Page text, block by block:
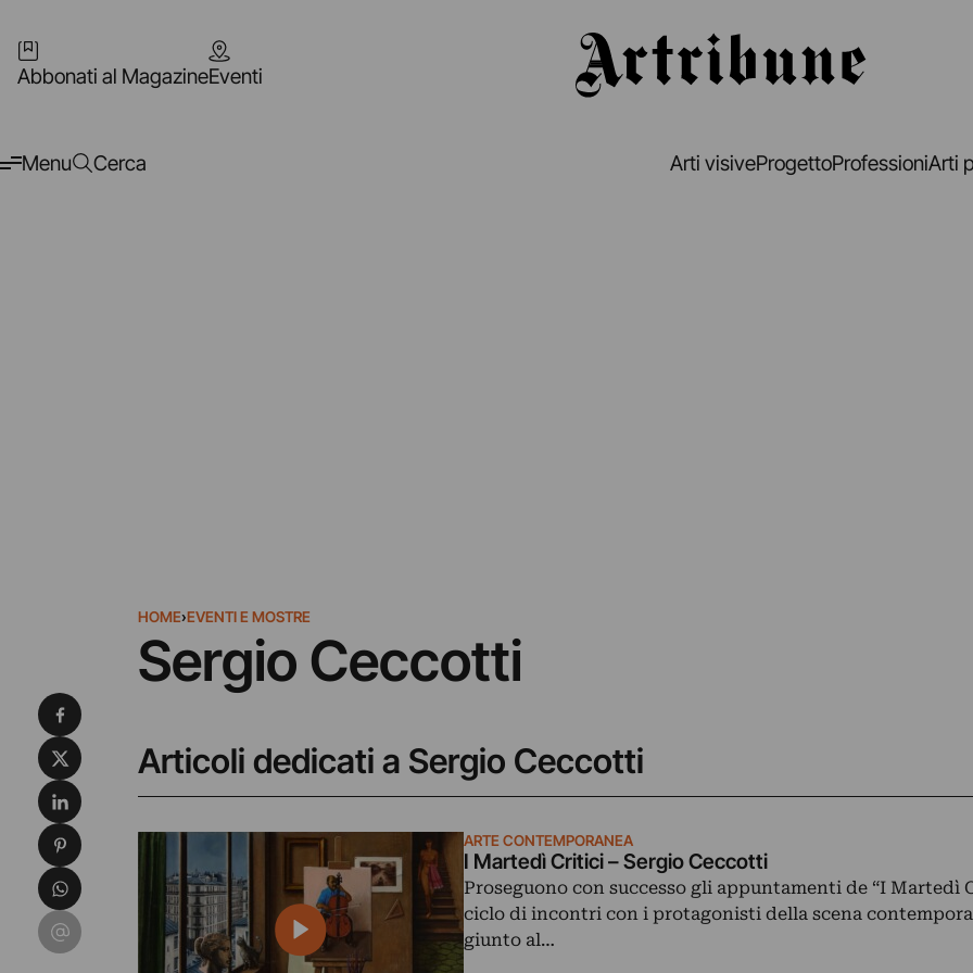
Abbonati al MagazineEventi
Menu Cerca Arti visiveProgettoProfessioniArti
HOME›EVENTI E MOSTRE
Sergio Ceccotti
Articoli dedicati a Sergio Ceccotti
ARTE CONTEMPORANEA
I Martedì Critici – Sergio Ceccotti
Proseguono con successo gli appuntamenti de “I Martedì
ciclo di incontri con i protagonisti della scena
giunto al…
Condividi su Facebook
Condividi su X
Condividi su LinkedIn
Condividi su Pinterest
Condividi su WhatsApp
Condividi su Email